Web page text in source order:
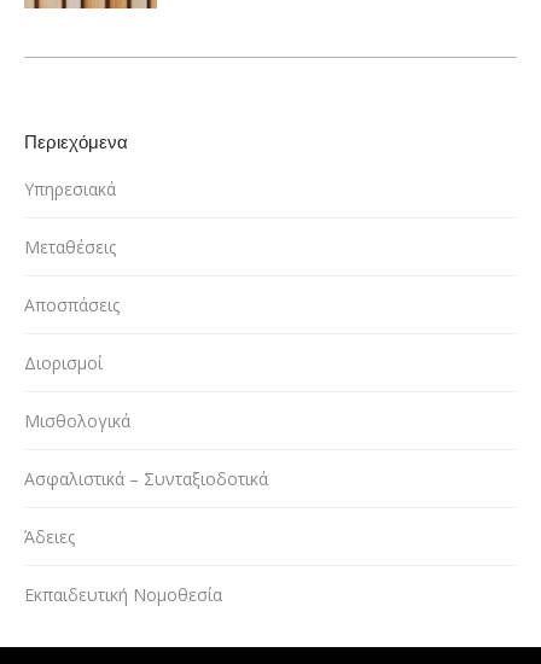
Περιεχόμενα
Υπηρεσιακά
Μεταθέσεις
Αποσπάσεις
Διορισμοί
Μισθολογικά
Ασφαλιστικά – Συνταξιοδοτικά
Άδειες
Εκπαιδευτική Νομοθεσία